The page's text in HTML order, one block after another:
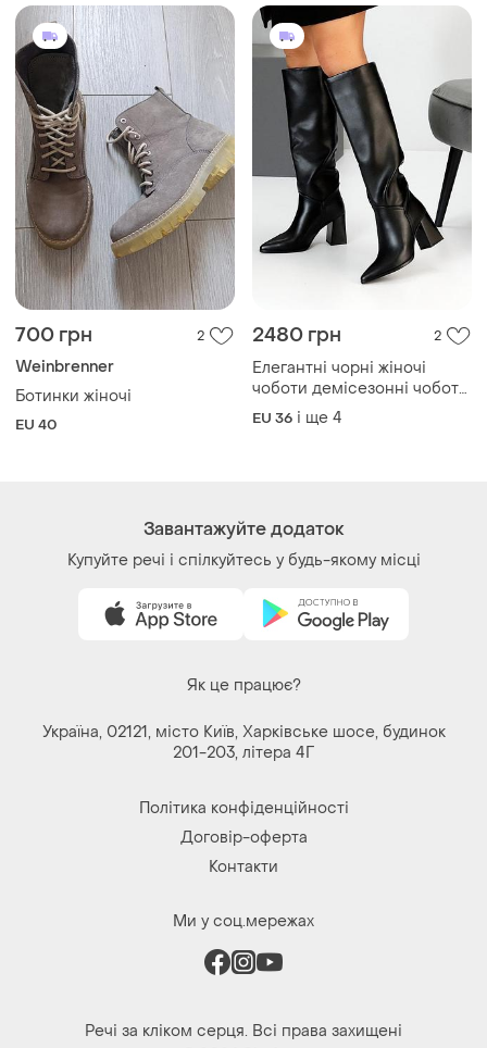
700 грн 2
Weinbrenner
Ботинки жіночі
EU 40
2480 грн 2
Елегантні чорні жіночі
чоботи демісезонні чоботи
на флісі еко-шкіра весна
осінь
EU 36 і ще 4
Завантажуйте додаток
Купуйте речі і спілкуйтесь у будь-якому місці
Як це працює?
Україна, 02121, місто Київ, Харківське шосе, будинок
201-203, літера 4Г
Політика конфіденційності
Договір-оферта
Контакти
Ми у соц.мережах
Речі за кліком серця. Всі права захищені